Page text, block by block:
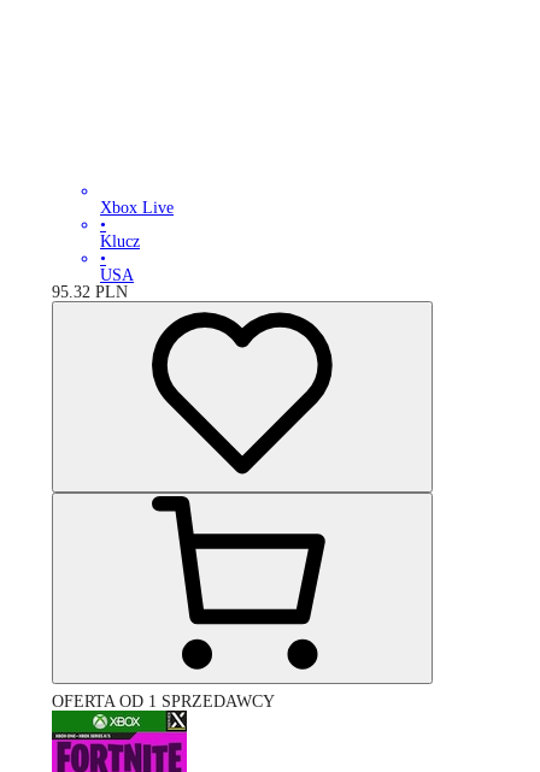
Xbox Live
•
Klucz
•
USA
95.32 PLN
OFERTA OD 1 SPRZEDAWCY